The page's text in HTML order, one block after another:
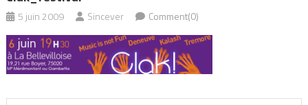
5 juin 2009 Sincever Comment(0)